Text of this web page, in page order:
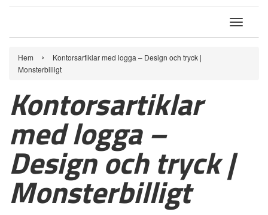
T
o
v
Hem ›
Kontorsartiklar med logga – Design och tryck |
Monsterbilligt
Kontorsartiklar
med logga –
Design och tryck |
Monsterbilligt